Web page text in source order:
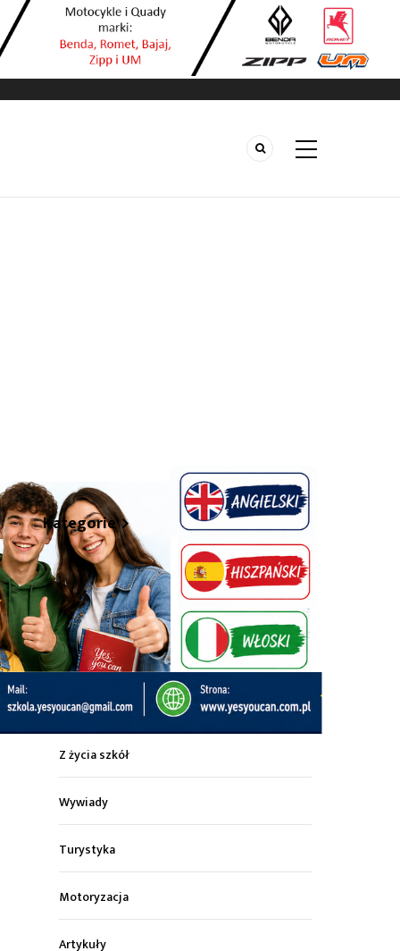
Kategorie
Z życia miasta
Sport
Kultura
Wiadomości z regionu
Z życia szkół
Wywiady
Turystyka
Motoryzacja
Artykuły